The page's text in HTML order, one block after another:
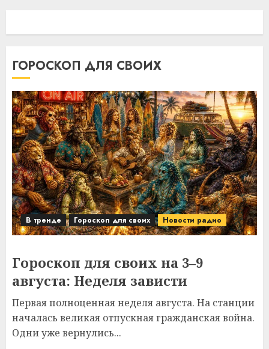
ГОРОСКОП ДЛЯ СВОИХ
В тренде Гороскоп для своих Новости радио
Гороскоп для своих на 3–9
августа: Неделя зависти
Первая полноценная неделя августа. На станции
началась великая отпускная гражданская война.
Одни уже вернулись...